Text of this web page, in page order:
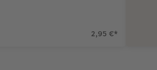
2,95 €*